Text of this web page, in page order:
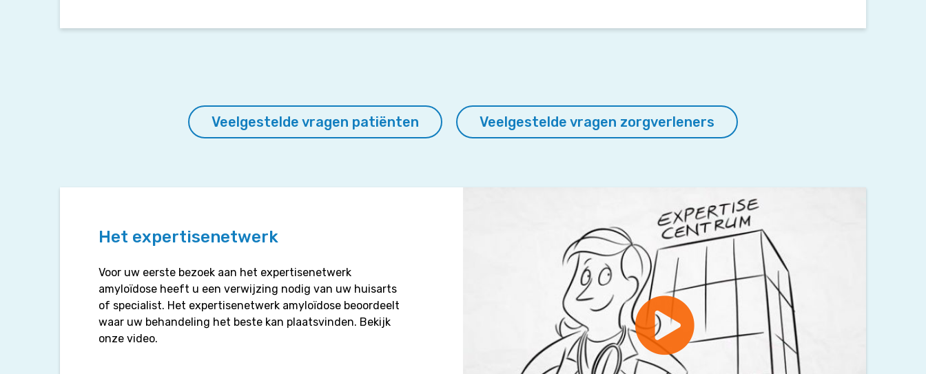
Veelgestelde vragen patiënten Veelgestelde vragen zorgverleners
Het expertisenetwerk
Voor uw eerste bezoek aan het expertisenetwerk
amyloïdose heeft u een verwijzing nodig van uw huisarts
of specialist. Het expertisenetwerk amyloïdose beoordeelt
waar uw behandeling het beste kan plaatsvinden. Bekijk
onze video.